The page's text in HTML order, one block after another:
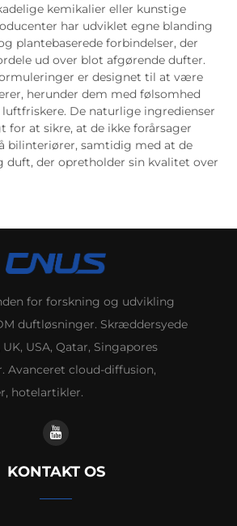
kemikalier eller kunstige
har udviklet egne blanding
plantebaserede forbindelser, der
ud over blot afgørende dufter.
er designet til at være
herunder dem med følsomhed
De naturlige ingredienser
at sikre, at de ikke forårsager
bilinteriører, samtidig med at de
duft, der opretholder sin kvalitet over
for forskning og udvikling
duftløsninger. Skræddersyede
USA, Qatar, Singapores
Avanceret cloud-diffusion,
hotelartikler.
KONTAKT OS